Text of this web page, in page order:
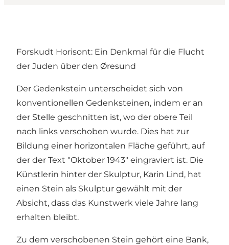
Forskudt Horisont: Ein Denkmal für die Flucht
der Juden über den Øresund
Der Gedenkstein unterscheidet sich von
konventionellen Gedenksteinen, indem er an
der Stelle geschnitten ist, wo der obere Teil
nach links verschoben wurde. Dies hat zur
Bildung einer horizontalen Fläche geführt, auf
der der Text "Oktober 1943" eingraviert ist. Die
Künstlerin hinter der Skulptur, Karin Lind, hat
einen Stein als Skulptur gewählt mit der
Absicht, dass das Kunstwerk viele Jahre lang
erhalten bleibt.
Zu dem verschobenen Stein gehört eine Bank,